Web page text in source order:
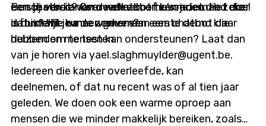
eerste versie van de chatbot te voeden. Het doel
is duidelijk: na de zomer een eerste demo klaar
hebben om te testen.
een chatbot? Over welke thema’s moet die zeker
informatie kunnen geven?
Ben jij een kankeroverlever, of ken je iemand die
dat is? Wil je meewerken aan een chatbot die
duizenden mensen kan ondersteunen? Laat dan
van je horen via yael.slaghmuylder@ugent.be.
Iedereen die kanker overleefde, kan
deelnemen, of dat nu recent was of al tien jaar
geleden. We doen ook een warme oproep aan
mensen die we minder makkelijk bereiken, zoals